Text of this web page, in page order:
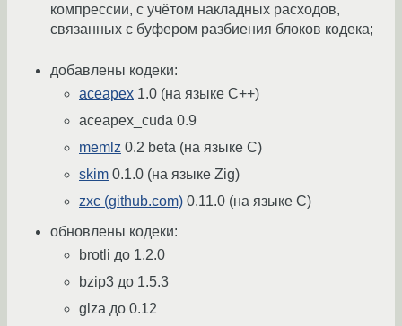
компреcсии, с учётом накладных расходов,
связанных с буфером разбиения блоков кодека;
добавлены кодеки:
aceapex 1.0 (на языке С++)
aceapex_cuda 0.9
memlz 0.2 beta (на языке C)
skim 0.1.0 (на языке Zig)
zxc (github.com) 0.11.0 (на языке C)
обновлены кодеки:
brotli до 1.2.0
bzip3 до 1.5.3
glza до 0.12